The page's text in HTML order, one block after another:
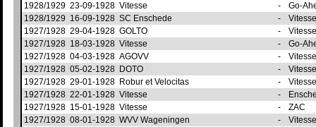
1928/1929 23-09-1928 Vitesse -
Go-
1928/1929 16-09-1928 SC Enschede -
1927/1928 29-04-1928 GOLTO -
1927/1928 18-03-1928 Vitesse -
Go-
1927/1928 04-03-1928 AGOVV -
1927/1928 05-02-1928 DOTO -
1927/1928 29-01-1928 Robur et Velocitas -
1927/1928 22-01-1928 Vitesse -
1927/1928 15-01-1928 Vitesse -
ZAC
1927/1928 08-01-1928 WVV Wageningen -